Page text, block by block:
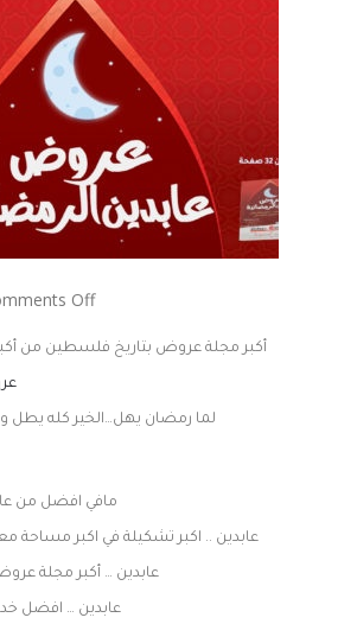
Offon
عابدين
لما رمضان يهل…الخير كله يطل
👁‍🗨 عابدين … أكبر مجلة